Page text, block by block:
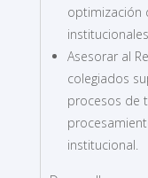
optimización
Asesorar al
colegiados
procesos de
institucional.